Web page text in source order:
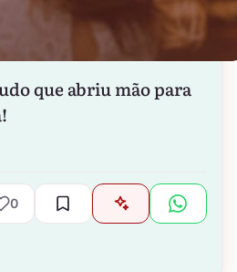
que abriu mão para
0